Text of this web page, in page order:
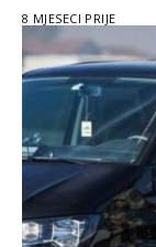
8 MJESECI PRIJE